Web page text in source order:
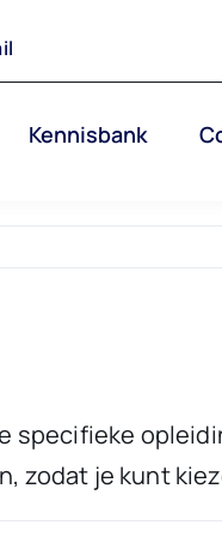
Kennisbank
specifieke
zodat je kunt